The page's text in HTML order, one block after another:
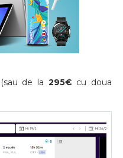
(sau de la 295€ cu doua